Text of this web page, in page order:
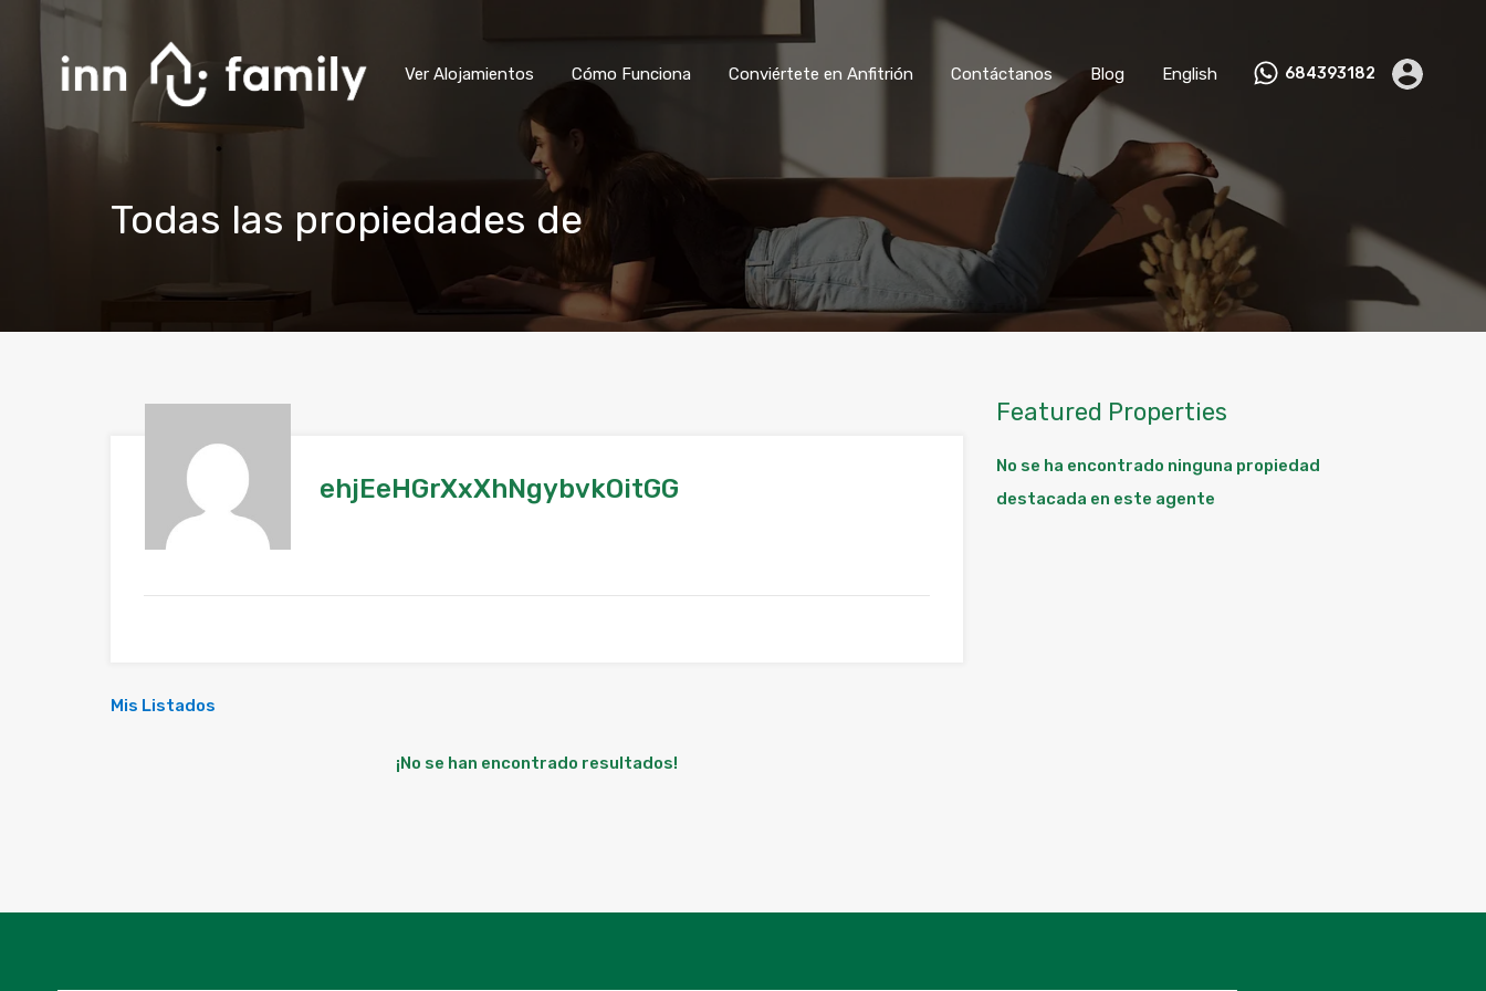
Cómo Funciona Conviértete en Anfitrión
Ver Alojamientos
Cómo Funciona Conviértete en Anfitrión Contáctanos Blog English 684393182
Todas las propiedades de
ehjEeHGrXxXhNgybvkOitGG
Mis Listados
¡No se han encontrado resultados!
Featured Properties
No se ha encontrado ninguna propiedad
destacada en este agente